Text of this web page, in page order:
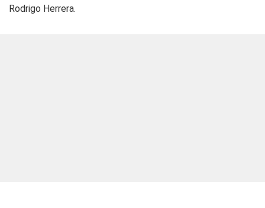
Rodrigo Herrera.